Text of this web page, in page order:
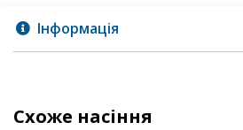
Інформація
Схоже насіння